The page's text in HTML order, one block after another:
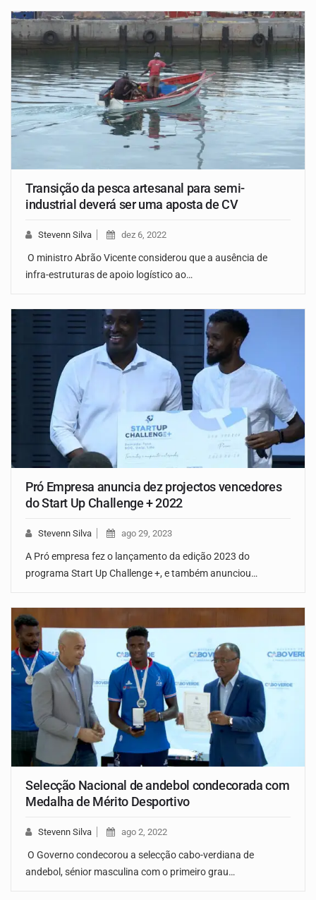
Transição da pesca artesanal para semi-
industrial deverá ser uma aposta de CV
Stevenn Silva dez 6, 2022
O ministro Abrão Vicente considerou que a ausência de
infra-estruturas de apoio logístico ao…
Pró Empresa anuncia dez projectos vencedores
do Start Up Challenge + 2022
Stevenn Silva ago 29, 2023
A Pró empresa fez o lançamento da edição 2023 do
programa Start Up Challenge +, e também anunciou…
Selecção Nacional de andebol condecorada com
Medalha de Mérito Desportivo
Stevenn Silva ago 2, 2022
O Governo condecorou a selecção cabo-verdiana de
andebol, sénior masculina com o primeiro grau…